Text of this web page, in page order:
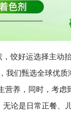
好运选择主动
我们甄选全球优
养，同时，考
论是日常正餐、